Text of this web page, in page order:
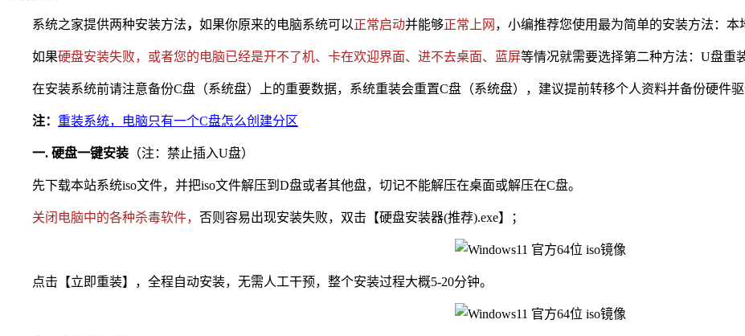
系统之家提供两种安装方法， 如果你原来的电脑系统可以正常启动并能够正常上网 ，小编推荐您使用最为简单的安装方法：本
如果硬盘安装失败，或者您的电脑已经是开不了机、卡在欢迎界面、进不去桌面、蓝屏等情况就需要选择第二种方法：U盘重
在安装系统前请注意备份C盘（系统盘）上的重要数据，系统重装会重置C盘（系统盘），建议提前转移个人资料并备份硬件驱
注： 重装系统，电脑只有一个C盘怎么创建分区
一. 硬盘一键安装 （注：禁止插入U盘）
先下载本站系统iso文件，并把iso文件解压到D盘或者其他盘，切记不能解压在桌面或解压在C盘。
关闭电脑中的各种杀毒软件， 否则容易出现安装失败，双击【硬盘安装器(推荐).exe】；
点击【立即重装】，全程自动安装，无需人工干预，整个安装过程大概5-20分钟。